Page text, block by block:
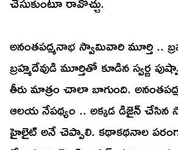
అనంతపద్మనాభ స్వామివారి మూర్తి ..
బ్రహ్మదేవుడి మూర్తితో కూడిన స్వర్ణ
తీరు మాత్రం చాలా బాగుంది.
ఆలయ నేపథ్యం .. అక్కడ డిజైన్
హైలైట్ అనే చెప్పాలి. కథాకథనాల